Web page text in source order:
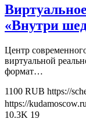
«Внутри
Центр
виртуальной
формат…
1100 RUB https://
https://
10.3K 19